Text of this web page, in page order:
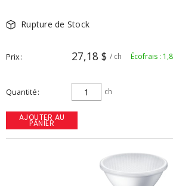
Rupture de Stock
Prix 27,18 $ / ch Écofrais :
Quantité ch
AJOUTER AU
PANIER